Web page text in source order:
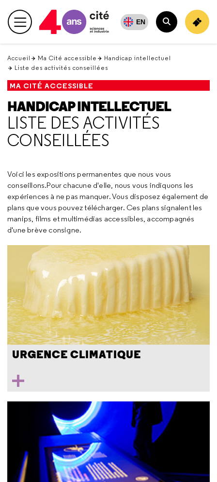
en
haut Menu principal EN
Rechercher
Accueil Ma Cité accessible
Handicap intellectuel
Liste des activités conseillées
MA CITÉ ACCESSIBLE
HANDICAP INTELLECTUEL
LISTE DES ACTIVITÉS
CONSEILLÉES
Voici les expositions permanentes que nous vous
conseillons.Pour chacune d'elle, nous vous indiquons les
expériences à ne pas manquer. Vous disposez également de
plans que vous pouvez télécharger. Ces plans signalent les
manips, films et multimédias accessibles, accompagnés
d'une brève consigne.
URGENCE CLIMATIQUE